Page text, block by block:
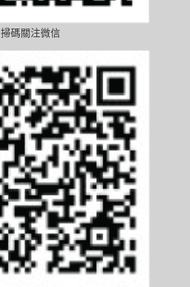
掃碼關注微信